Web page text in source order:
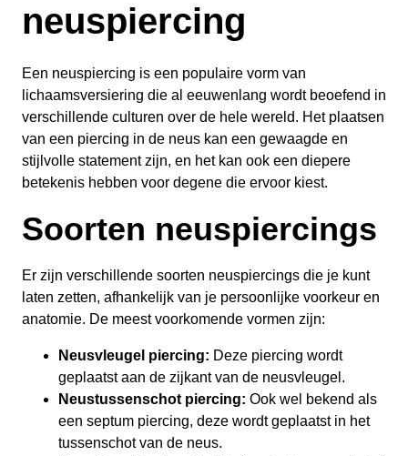
neuspiercing
Een neuspiercing is een populaire vorm van
lichaamsversiering die al eeuwenlang wordt beoefend in
verschillende culturen over de hele wereld. Het plaatsen
van een piercing in de neus kan een gewaagde en
stijlvolle statement zijn, en het kan ook een diepere
betekenis hebben voor degene die ervoor kiest.
Soorten neuspiercings
Er zijn verschillende soorten neuspiercings die je kunt
laten zetten, afhankelijk van je persoonlijke voorkeur en
anatomie. De meest voorkomende vormen zijn:
Neusvleugel piercing: Deze piercing wordt
geplaatst aan de zijkant van de neusvleugel.
Neustussenschot piercing: Ook wel bekend als
een septum piercing, deze wordt geplaatst in het
tussenschot van de neus.